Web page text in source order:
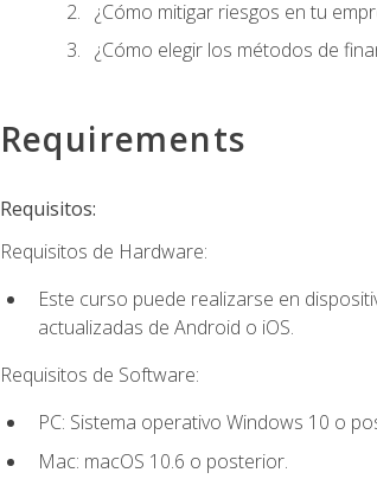
¿Cómo mitigar riesgos en tu
¿Cómo elegir los métodos de
Requirements
Requisitos:
Requisitos de Hardware:
Este curso puede realizarse en
actualizadas de Android o iOS.
Requisitos de Software:
PC: Sistema operativo Windows 10 o
Mac: macOS 10.6 o posterior.